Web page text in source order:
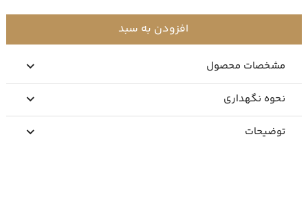
افزودن به سبد
مشخصات محصول
نحوه نگهداری
توضیحات